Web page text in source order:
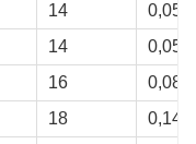
14
0,053
14
0,058
16
0,089
18
0,14